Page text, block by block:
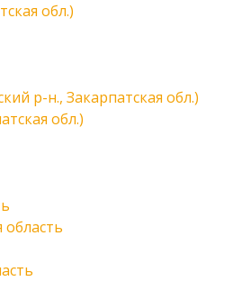
обл.)
р-н., Закарпатская обл.)
обл.)